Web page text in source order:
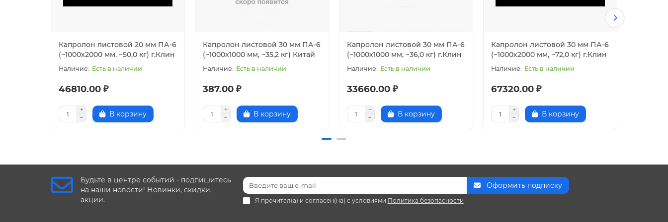
Водопоглощение:
Удлинение при разрыве: 100 %
Ударная вязкость по Шарпи: 23 кДж/кв.мм
Коэффициент трения: 0.42
Капролон листовой 20 мм ПА-6
(~1000х2000 мм, ~50,0 кг) г.Клин
Есть в наличии
46810.00 ₽
В корзину
Капролон листовой 30 мм ПА-6
(~1000х1000 мм, ~35,2 кг) Китай
Есть в наличии
387.00 ₽
В корзину
Капролон листовой 30 мм ПА-6
(~1000х1000 мм, ~36,0 кг) г.Клин
Есть в наличии
33660.00 ₽
В корзину
Капролон листовой 30 мм ПА-6
(~1000х2000 мм, ~72,0 кг) г.Клин
Есть в наличии
67320.00 ₽
В корзину
Будьте в центре событий - подпишитесь
на наши новости! Новинки, скидки,
акции.
Оформить подписку
Я прочитал(а) и согласен(на) с условиями Политика безопасности